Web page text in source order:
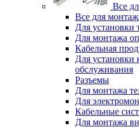
Все
Все для
Для установки
Для монтажа
Кабельная
Для установки
обслуживания
Разъемы
Для монтажа
Для
Кабельные
Для монтажа